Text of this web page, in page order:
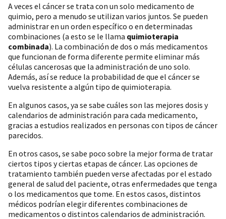
A veces el cáncer se trata con un solo medicamento de
quimio, pero a menudo se utilizan varios juntos. Se pueden
administrar en un orden específico o en determinadas
combinaciones (a esto se le llama quimioterapia
combinada). La combinación de dos o más medicamentos
que funcionan de forma diferente permite eliminar más
células cancerosas que la administración de uno solo.
Además, así se reduce la probabilidad de que el cáncer se
vuelva resistente a algún tipo de quimioterapia.
En algunos casos, ya se sabe cuáles son las mejores dosis y
calendarios de administración para cada medicamento,
gracias a estudios realizados en personas con tipos de cáncer
parecidos.
En otros casos, se sabe poco sobre la mejor forma de tratar
ciertos tipos y ciertas etapas de cáncer. Las opciones de
tratamiento también pueden verse afectadas por el estado
general de salud del paciente, otras enfermedades que tenga
o los medicamentos que tome. En estos casos, distintos
médicos podrían elegir diferentes combinaciones de
medicamentos o distintos calendarios de administración.